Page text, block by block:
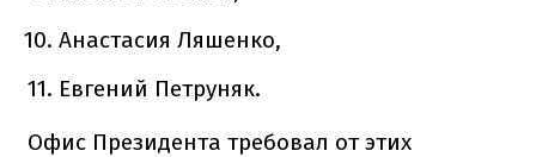
Анастасия Ляшенко,
Евгений Петруняк.
Офис Президента требовал от этих